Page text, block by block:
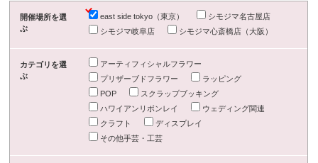
開催場所を選
ぶ
east side tokyo（東京）
シモジマ名古屋店
シモジマ岐阜店
シモジマ心斎橋店（大阪）
カテゴリを選
ぶ
アーティフィシャルフラワー
プリザーブドフラワー
ラッピング
POP
スクラップブッキング
ハワイアンリボンレイ
ウェディング関連
クラフト
ディスプレイ
その他手芸・工芸